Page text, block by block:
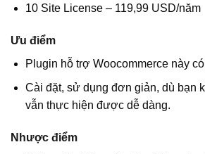
10 Site License – 119,99 USD/năm
Ưu điểm
Plugin hỗ trợ Woocommerce này
Cài đặt, sử dụng đơn giản, dù bạn
vẫn thực hiện được dễ dàng.
Nhược điểm